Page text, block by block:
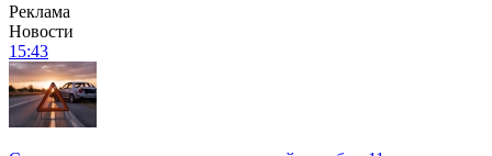
Реклама
Новости
15:43